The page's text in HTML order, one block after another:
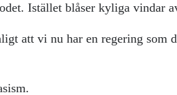
Istället blåser kyliga vindar
att vi nu har en regering som